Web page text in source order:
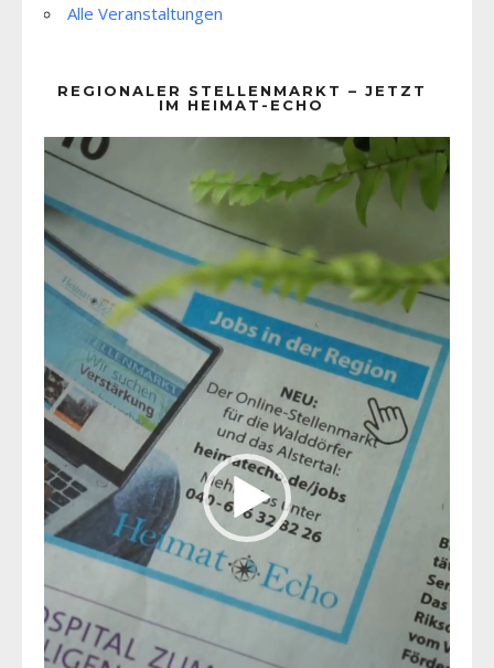
Alle Veranstaltungen
REGIONALER STELLENMARKT – JETZT
IM HEIMAT-ECHO
Player